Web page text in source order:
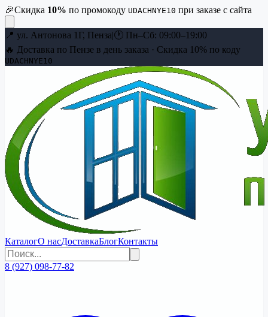
🎉Скидка 10% по промокоду UDACHNYE10 при заказе с сайта
📍 ул. Антонова 1Г, Пенза|🕐 Пн–Сб: 09:00–19:00
🔥 Доставка по Пензе в день заказа · Скидка 10% по коду
UDACHNYE10
КаталогО насДоставкаБлогКонтакты
8 (927) 098-77-82